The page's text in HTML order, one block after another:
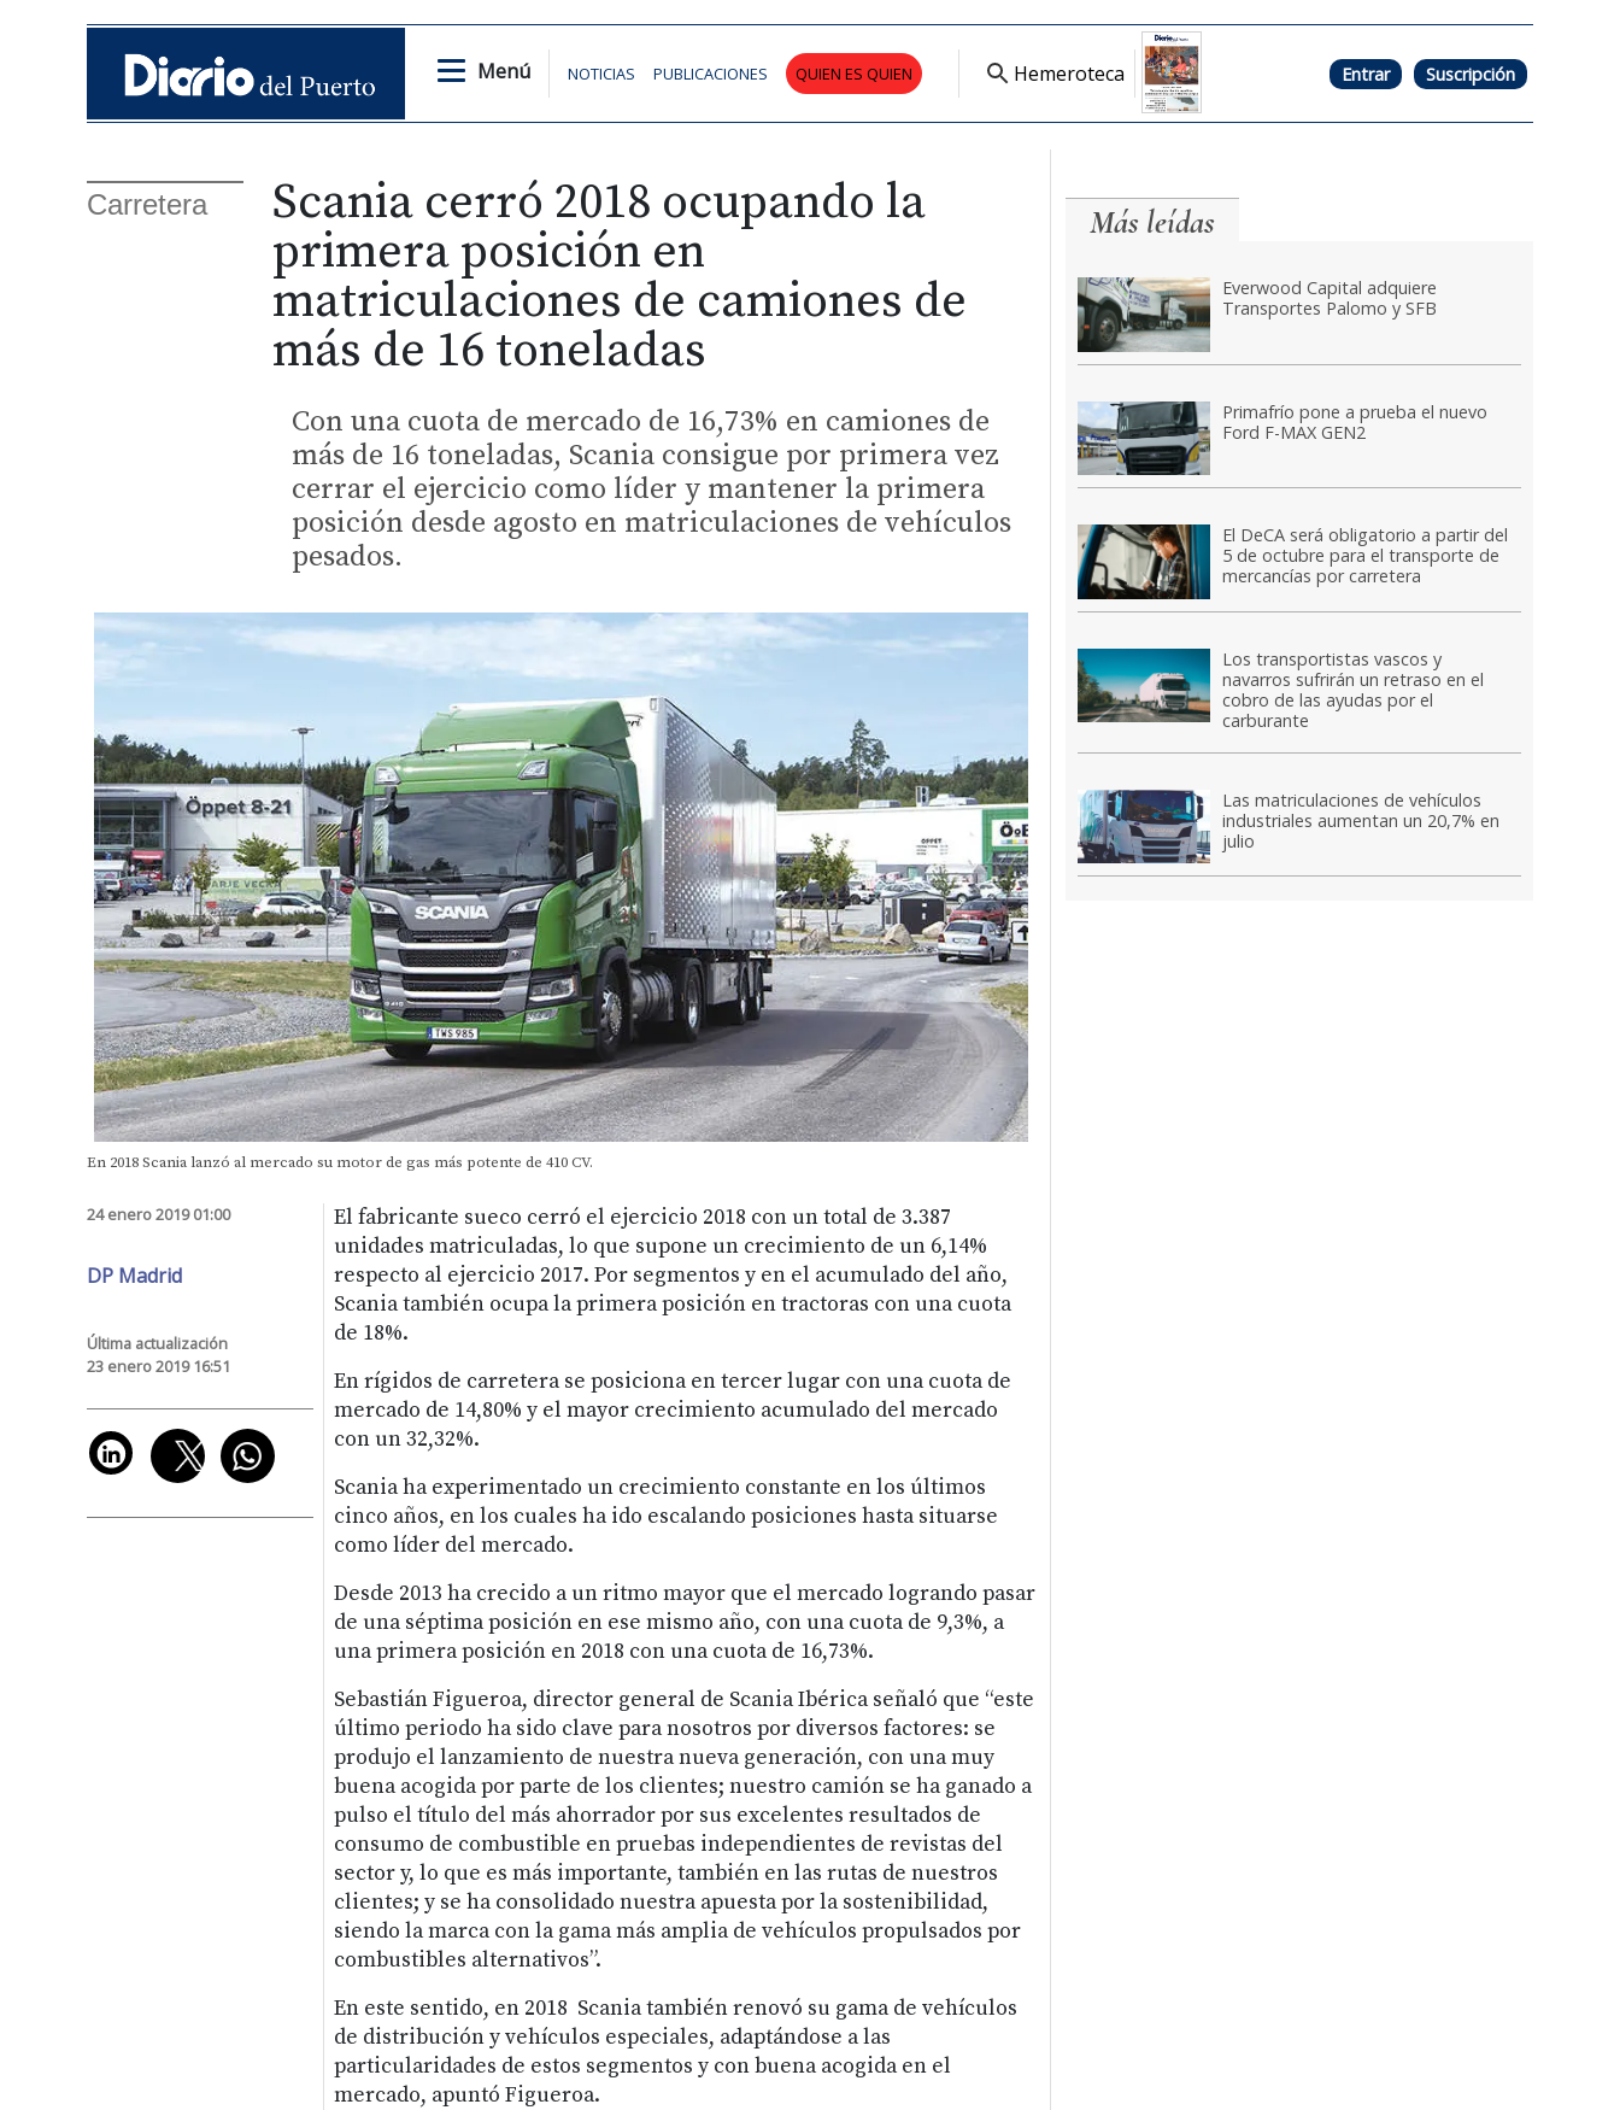
Menú NOTICIAS PUBLICACIONES QUIEN ES QUIEN Hemeroteca Entrar Suscripción
Carretera
Scania cerró 2018 ocupando la
primera posición en
matriculaciones de camiones de
más de 16 toneladas
Con una cuota de mercado de 16,73% en camiones de
más de 16 toneladas, Scania consigue por primera vez
cerrar el ejercicio como líder y mantener la primera
posición desde agosto en matriculaciones de vehículos
pesados.
En 2018 Scania lanzó al mercado su motor de gas más potente de 410 CV.
24 enero 2019 01:00
DP Madrid
Última actualización
23 enero 2019 16:51
El fabricante sueco cerró el ejercicio 2018 con un total de 3.387
unidades matriculadas, lo que supone un crecimiento de un 6,14%
respecto al ejercicio 2017. Por segmentos y en el acumulado del año,
Scania también ocupa la primera posición en tractoras con una cuota
de 18%.
En rígidos de carretera se posiciona en tercer lugar con una cuota de
mercado de 14,80% y el mayor crecimiento acumulado del mercado
con un 32,32%.
Scania ha experimentado un crecimiento constante en los últimos
cinco años, en los cuales ha ido escalando posiciones hasta situarse
como líder del mercado.
Desde 2013 ha crecido a un ritmo mayor que el mercado logrando pasar
de una séptima posición en ese mismo año, con una cuota de 9,3%, a
una primera posición en 2018 con una cuota de 16,73%.
Sebastián Figueroa, director general de Scania Ibérica señaló que “este
último periodo ha sido clave para nosotros por diversos factores: se
produjo el lanzamiento de nuestra nueva generación, con una muy
buena acogida por parte de los clientes; nuestro camión se ha ganado a
pulso el título del más ahorrador por sus excelentes resultados de
consumo de combustible en pruebas independientes de revistas del
sector y, lo que es más importante, también en las rutas de nuestros
clientes; y se ha consolidado nuestra apuesta por la sostenibilidad,
siendo la marca con la gama más amplia de vehículos propulsados por
combustibles alternativos”.
En este sentido, en 2018 Scania también renovó su gama de vehículos
de distribución y vehículos especiales, adaptándose a las
particularidades de estos segmentos y con buena acogida en el
mercado, apuntó Figueroa.
Más leídas
Everwood Capital adquiere
Transportes Palomo y SFB
Primafrío pone a prueba el nuevo
Ford F-MAX GEN2
El DeCA será obligatorio a partir del
5 de octubre para el transporte de
mercancías por carretera
Los transportistas vascos y
navarros sufrirán un retraso en el
cobro de las ayudas por el
carburante
Las matriculaciones de vehículos
industriales aumentan un 20,7% en
julio